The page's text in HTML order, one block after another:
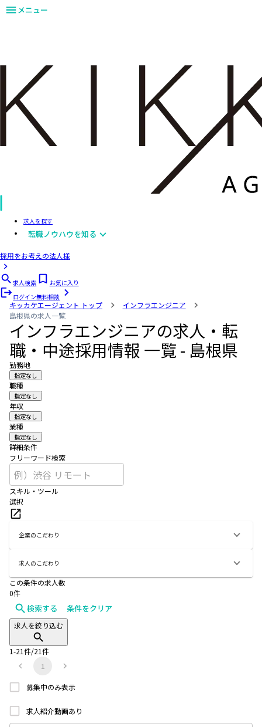
メニュー
求人を探す
転職ノウハウを知る
採用をお考えの法人様
求人検索
お気に入り
ログイン無料相談
キッカケエージェント トップ
インフラエンジニア
島根県の求人一覧
インフラエンジニアの求人・転
職・中途採用情報 一覧 - 島根県
勤務地
指定なし
職種
指定なし
年収
指定なし
業種
指定なし
詳細条件
フリーワード検索
スキル・ツール
選択
企業のこだわり
求人のこだわり
この条件の求人数
0件
検索する 条件をクリア
求人を絞り込む
1-21件/21件
1
募集中のみ表示
求人紹介動画あり